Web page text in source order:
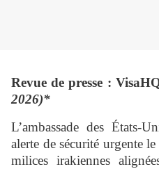
Revue de presse :
2026)*
L’ambassade des États-
alerte de sécurité urgente
milices irakiennes